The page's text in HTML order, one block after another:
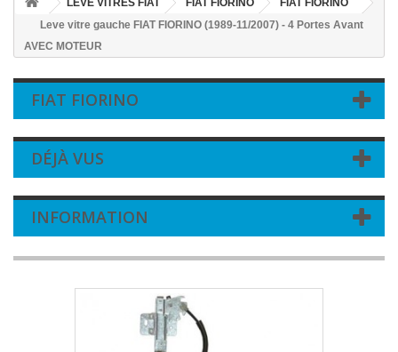
LEVE VITRES FIAT FIAT FIORINO
FIAT FIORINO
Leve vitre gauche FIAT FIORINO (1989-11/2007) - 4 Portes Avant
AVEC MOTEUR
FIAT FIORINO
DÉJÀ VUS
INFORMATION